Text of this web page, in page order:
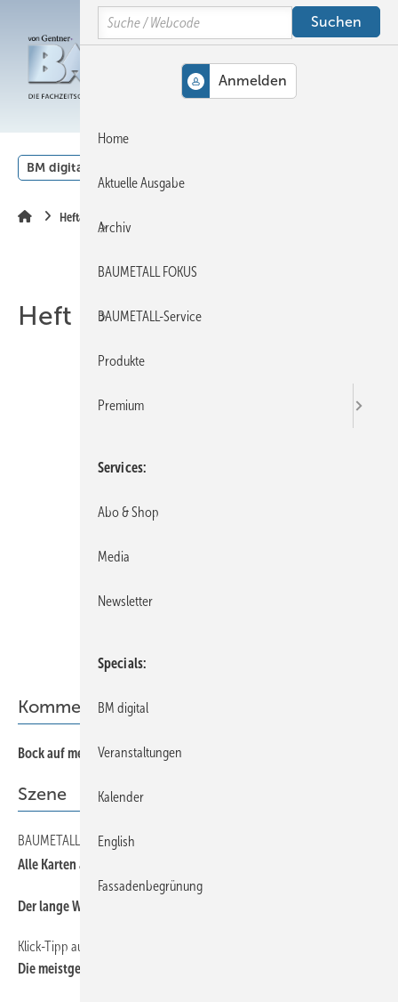
Hauptinhalt
Hauptmenü
SiteSearch
BM digital
Heftarchiv
Heft 04-2021
Kommentar
Bock auf mehr?
Szene
BAUMETALL-Online-Angebot
Alle Karten ausspielen
Der lange Weg zum Gold
Klick-Tipp auf www.baumetall.de
Die meistgelesenen Onlineartikel im Mai 2021
Search
Home
Aktuelle Ausgabe
Archiv
BAUMETALL FOKUS
BAUMETALL-Service
Produkte
Premium
Services
Abo & Shop
Media
Newsletter
Specials
BM digital
Veranstaltungen
Kalender
English
Fassadenbegrünung